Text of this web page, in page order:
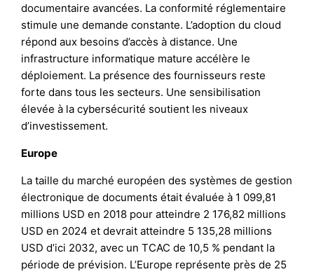
documentaire avancées. La conformité réglementaire
stimule une demande constante. L’adoption du cloud
répond aux besoins d’accès à distance. Une
infrastructure informatique mature accélère le
déploiement. La présence des fournisseurs reste
forte dans tous les secteurs. Une sensibilisation
élevée à la cybersécurité soutient les niveaux
d’investissement.
Europe
La taille du marché européen des systèmes de gestion
électronique de documents était évaluée à 1 099,81
millions USD en 2018 pour atteindre 2 176,82 millions
USD en 2024 et devrait atteindre 5 135,28 millions
USD d’ici 2032, avec un TCAC de 10,5 % pendant la
période de prévision. L’Europe représente près de 25